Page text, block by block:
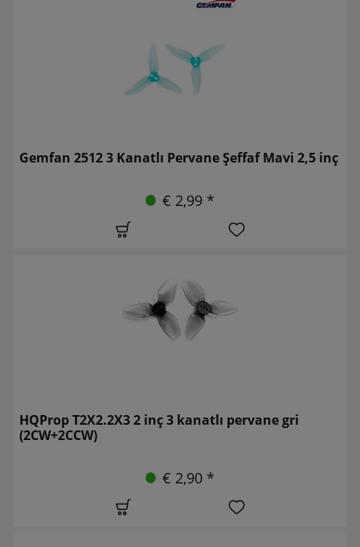
Gemfan 2512 3 Kanatlı Pervane Şeffaf Mavi 2,5 inç
€ 2,99 *
HQProp T2X2.2X3 2 inç 3 kanatlı pervane gri
(2CW+2CCW)
€ 2,90 *